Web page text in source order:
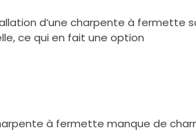
d’une charpente à fermette
ce qui en fait une option
à fermette manque de